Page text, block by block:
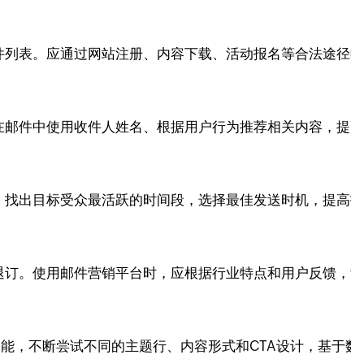
表。应通过网站注册、内容下载、活动报名等合法途
件中使用收件人姓名、根据用户行为推荐相关内容，提
出目标受众最活跃的时间段，选择最佳发送时机，提高
。使用邮件营销平台时，应根据行业特点和用户反馈，
，不断尝试不同的主题行、内容形式和CTA设计，基于